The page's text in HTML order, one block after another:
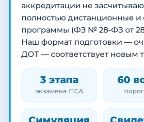
аккредитации не
полностью дистанционные
программы (ФЗ № 28-ФЗ от
Наш формат подготовки —
ДОТ — соответствует новым
3 этапа
экзамена ПСА
60